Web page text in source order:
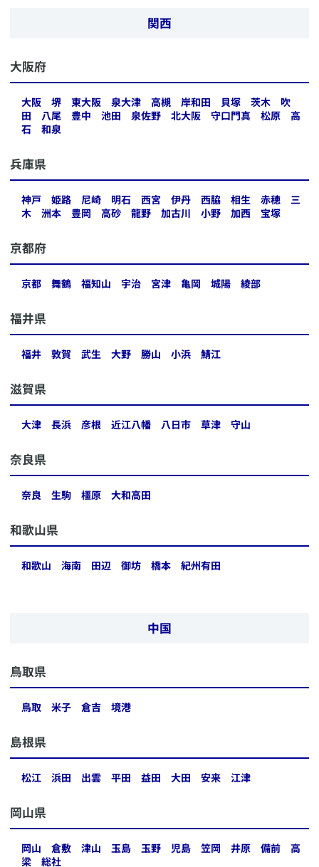
関西
​大阪府
大阪 堺 東大阪 泉大津 高槻 岸和田 貝塚 茨木
吹
田
八尾 豊中 池田 泉佐野 北大阪 守口門真 松原
高
石
和泉
​兵庫県
神戸 姫路 尼崎 明石 西宮 伊丹 西脇 相生 赤穂
三
木
洲本 豊岡 高砂 龍野 加古川 小野 加西 宝塚
​京都府
京都 舞鶴 福知山 宇治 宮津 亀岡 城陽 綾部
​福井県
福井 敦賀 武生 大野 勝山 小浜 鯖江
​滋賀県
大津 長浜 彦根 近江八幡 八日市 草津 守山
​奈良県
奈良 生駒 橿原 大和高田
​和歌山県
和歌山 海南 田辺 御坊 橋本 紀州有田
中国
​鳥取県
鳥取 米子 倉吉 境港
​島根県
松江 浜田 出雲 平田 益田 大田 安来 江津
​岡山県
岡山 倉敷 津山 玉島 玉野 児島 笠岡 井原 備前
高
梁
総社